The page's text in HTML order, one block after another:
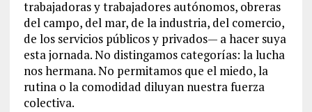
trabajadoras y trabajadores autónomos, obreras
del campo, del mar, de la industria, del comercio,
de los servicios públicos y privados— a hacer suya
esta jornada. No distingamos categorías: la lucha
nos hermana. No permitamos que el miedo, la
rutina o la comodidad diluyan nuestra fuerza
colectiva.